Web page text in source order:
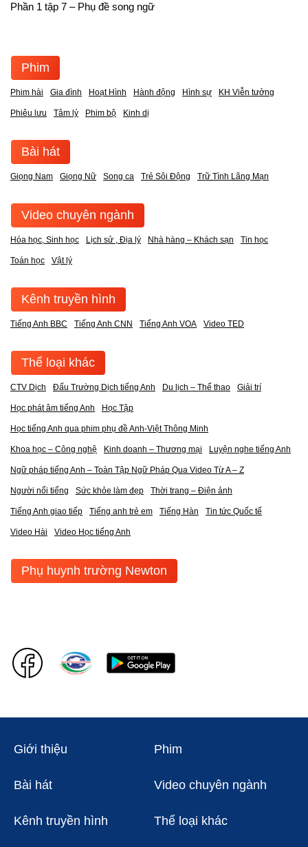
Phần 1 tập 7 – Phụ đề song ngữ
Phim
Phim hài Gia đình Hoạt Hình Hành động Hình sự KH Viễn tưởng
Phiêu lưu Tâm lý Phim bộ Kinh dị
Bài hát
Giọng Nam Giọng Nữ Song ca Trẻ Sôi Động Trữ Tình Lãng Mạn
Video chuyên ngành
Hóa học, Sinh học Lịch sử , Địa lý Nhà hàng – Khách sạn Tin học
Toán học Vật lý
Kênh truyền hình
Tiếng Anh BBC Tiếng Anh CNN Tiếng Anh VOA Video TED
Thể loại khác
CTV Dịch Đấu Trường Dịch tiếng Anh Du lịch – Thể thao Giải trí
Học phát âm tiếng Anh Học Tập
Học tiếng Anh qua phim phụ đề Anh-Việt Thông Minh
Khoa học – Công nghệ Kinh doanh – Thương mại Luyện nghe tiếng Anh
Ngữ pháp tiếng Anh – Toàn Tập Ngữ Pháp Qua Video Từ A – Z
Người nổi tiếng Sức khỏe làm đẹp Thời trang – Điện ảnh
Tiếng Anh giao tiếp Tiếng anh trẻ em Tiếng Hàn Tin tức Quốc tế
Video Hài Video Học tiếng Anh
Phụ huynh trường Newton
Giới thiệu Phim
Bài hát Video chuyên ngành
Kênh truyền hình Thể loại khác